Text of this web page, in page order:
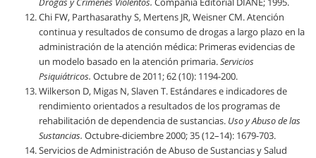
Chi FW, Parthasarathy S, Mertens JR, Weisner CM. Atención
continua y resultados de consumo de drogas a largo plazo en la
administración de la atención médica: Primeras evidencias de
un modelo basado en la atención primaria.Servicios
Psiquiátricos. Octubre de 2011; 62 (10): 1194-200.
Wilkerson D, Migas N, Slaven T. Estándares e indicadores de
rendimiento orientados a resultados de los programas de
rehabilitación de dependencia de sustancias. Uso y Abuso de las
Sustancias. Octubre-diciembre 2000; 35 (12–14): 1679-703.
Servicios de Administración de Abuso de Sustancias y Salud